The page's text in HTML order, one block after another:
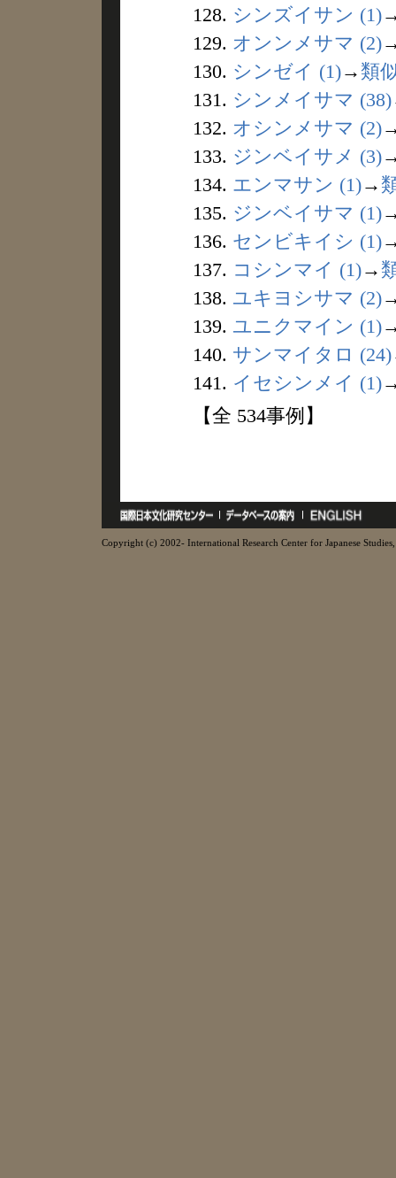
128. シンズイサン (1)
129. オンンメサマ (2)
130. シンゼイ (1)→ 類
131. シンメイサマ (38)
132. オシンメサマ (2)
133. ジンベイサメ (3)
134. エンマサン (1)→
135. ジンベイサマ (1)
136. センビキイシ (1)
137. コシンマイ (1)→
138. ユキヨシサマ (2)
139. ユニクマイン (1)
140. サンマイタロ (24)
141. イセシンメイ (1)
【全 534事例】
Copyright (c) 2002- International Research Center for Japanese